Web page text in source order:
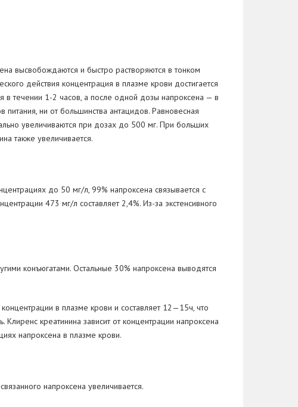
высвобождаются и быстро растворяются в тонком
действия концентрация в плазме крови достигается
в течении 1-2 часов, а после одной дозы напроксена — в
питания, ни от большинства антацидов. Равновесная
увеличиваются при дозах до 500 мг. При больших
также увеличивается.
до 50 мг/л, 99% напроксена связывается с
473 мг/л составляет 2,4%. Из-за экстенсивного
конъюгатами. Остальные 30% напроксена выводятся
концентрации в плазме крови и составляет 12—15ч, что
Клиренс креатинина зависит от концентрации напроксена
напроксена в плазме крови.
напроксена увеличивается.